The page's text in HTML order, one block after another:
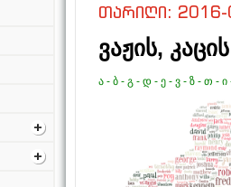
თარიღი:
ვაჟის,
ა - ბ - გ - დ - ე - ვ - ზ - თ - ი